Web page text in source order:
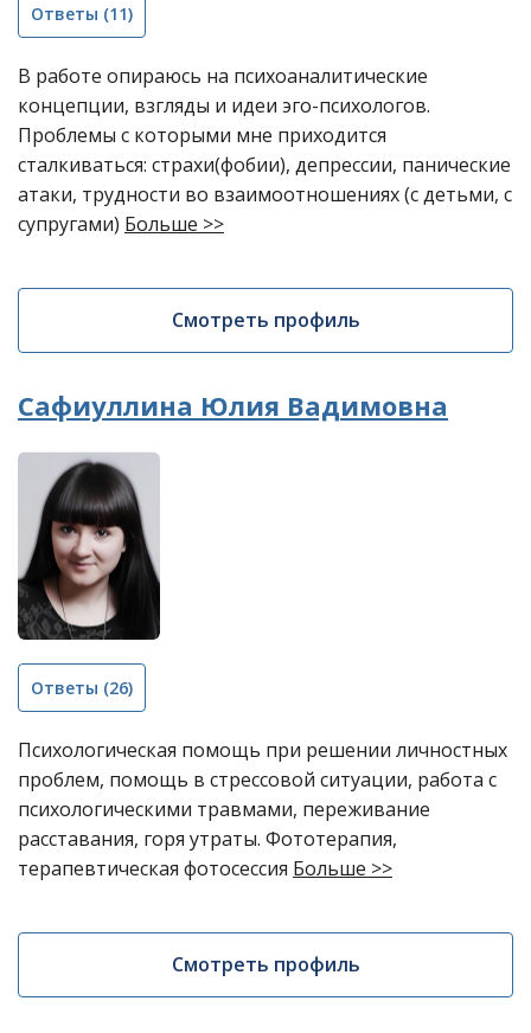
Ответы (11)
В работе опираюсь на психоаналитические
концепции, взгляды и идеи эго-психологов.
Проблемы с которыми мне приходится
сталкиваться: страхи(фобии), депрессии, панические
атаки, трудности во взаимоотношениях (с детьми, с
супругами) Больше >>
Смотреть профиль
Сафиуллина Юлия Вадимовна
Ответы (26)
Психологическая помощь при решении личностных
проблем, помощь в стрессовой ситуации, работа с
психологическими травмами, переживание
расставания, горя утраты. Фототерапия,
терапевтическая фотосессия Больше >>
Смотреть профиль